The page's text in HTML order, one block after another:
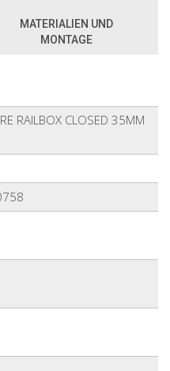
MATERIALIEN UND
MONTAGE
RAILBOX CLOSED 35MM